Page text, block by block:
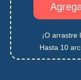
¡O arrastre
Hasta 10